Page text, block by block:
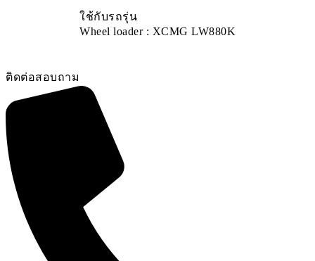
ใช้กับรถรุ่น
Wheel loader : XCMG LW880K
ติดต่อสอบถาม